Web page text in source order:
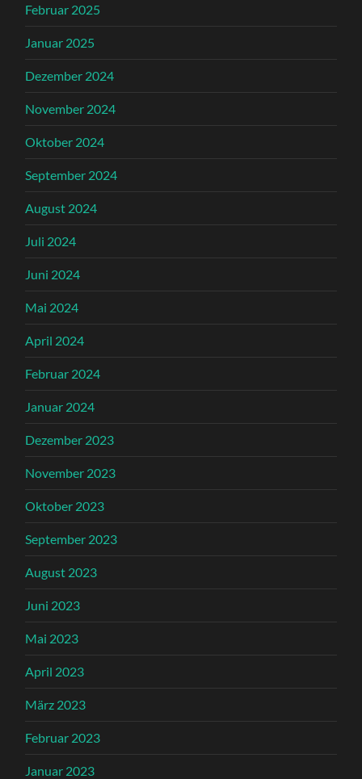
Februar 2025
Januar 2025
Dezember 2024
November 2024
Oktober 2024
September 2024
August 2024
Juli 2024
Juni 2024
Mai 2024
April 2024
Februar 2024
Januar 2024
Dezember 2023
November 2023
Oktober 2023
September 2023
August 2023
Juni 2023
Mai 2023
April 2023
März 2023
Februar 2023
Januar 2023